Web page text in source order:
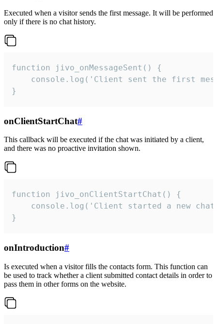
Executed when a visitor sends the first message. It will be performed
only if there is no chat history.
function jivo_onMessageSent() {
console.log('Client sent the first
}
onClientStartChat#
This callback will be executed if the chat was initiated by a client,
and there was no proactive invitation shown.
function jivo_onClientStartChat() {
console.log('Client started a new
}
onIntroduction#
Is executed when a visitor fills the contacts form. This function can
be used to track whether a client submitted contact details in order to
pass them in other forms on the website.